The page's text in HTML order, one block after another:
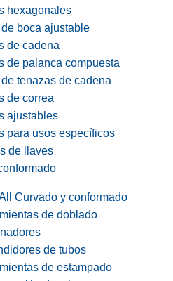
hexagonales
de boca ajustable
de cadena
de palanca compuesta
de tenazas de cadena
de correa
ajustables
para usos específicos
de llaves
Curvado y conformado
de doblado
de tubos
de estampado